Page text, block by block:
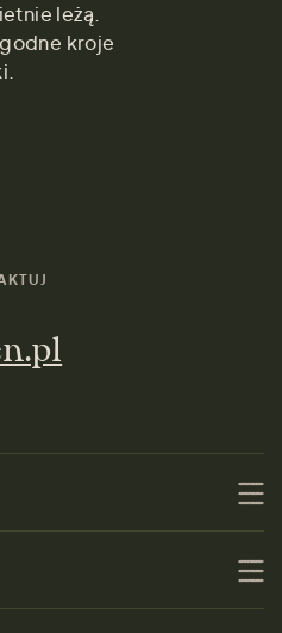
leżą.
kroje